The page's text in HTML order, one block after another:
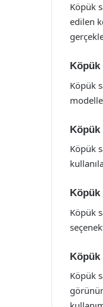
Köpük
edilen
Köpük
Köpük
Köpük
Köpük
Köpük
Köpük
Köpük
Köpük